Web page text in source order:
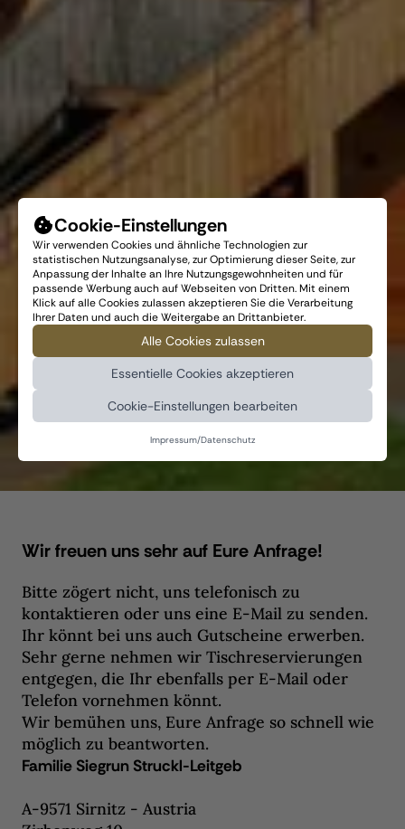
Kontakt
Wir freuen uns sehr auf Eure Anfrage!
Bitte zögert nicht, uns telefonisch zu
kontaktieren oder uns eine E-Mail zu senden.
Ihr könnt bei uns auch Gutscheine erwerben.
Sehr gerne nehmen wir Tischreservierungen
entgegen, die Ihr ebenfalls per E-Mail oder
Telefon vornehmen könnt.
Wir bemühen uns, Eure Anfrage so schnell wie
möglich zu beantworten.
Familie Siegrun Struckl-Leitgeb
A-9571 Sirnitz - Austria
Cookie-Einstellungen
Wir verwenden Cookies und ähnliche Technologien zur
statistischen Nutzungsanalyse, zur Optimierung dieser Seite, zur
Anpassung der Inhalte an Ihre Nutzungsgewohnheiten und für
passende Werbung auch auf Webseiten von Dritten. Mit einem
Klick auf alle Cookies zulassen akzeptieren Sie die Verarbeitung
Ihrer Daten und auch die Weitergabe an Drittanbieter.
Alle Cookies zulassen
Essentielle Cookies akzeptieren
Cookie-Einstellungen bearbeiten
Impressum/Datenschutz